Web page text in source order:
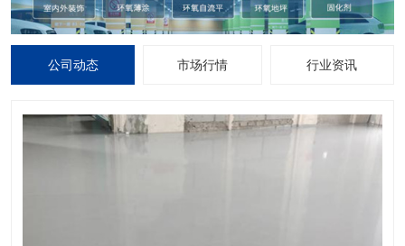
公司动态 市场行情 行业资讯